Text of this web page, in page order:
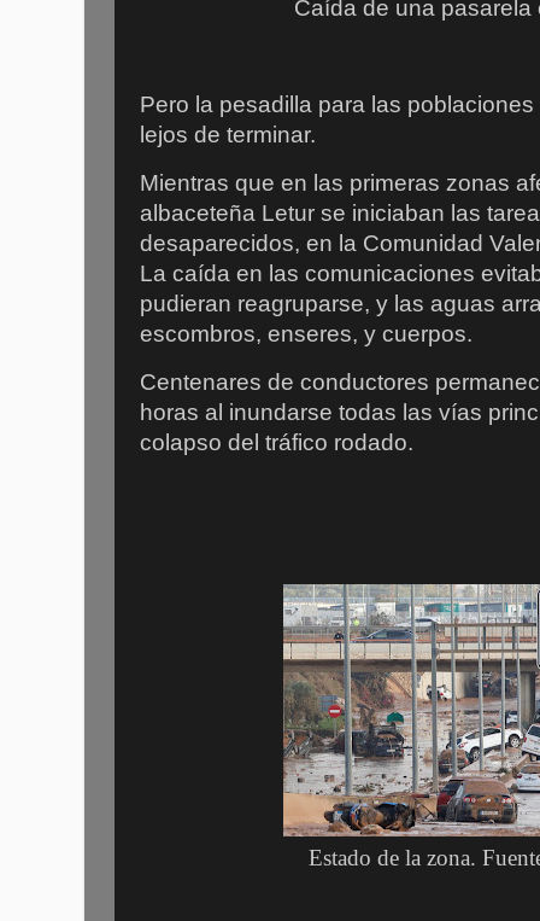
Caída de una pasarela
Pero la pesadilla para las
lejos de terminar.
Mientras que en las primeras zonas
albaceteña Letur se iniciaban las
desaparecidos, en la Comunidad
La caída en las comunicaciones
pudieran reagruparse, y las aguas
escombros, enseres, y cuerpos.
Centenares de conductores
horas al inundarse todas las vías
colapso del tráfico rodado.
Estado de la zona.